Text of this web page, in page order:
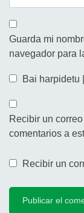
Guarda mi
navegador para
Bai harpidetu
Recibir un
comentarios a
Recibir un